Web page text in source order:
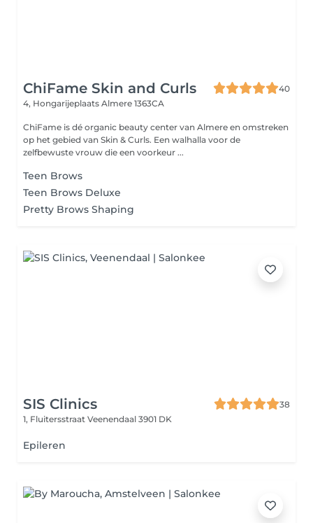
ChiFame Skin and Curls
40
4, Hongarijeplaats Almere 1363CA
ChiFame is dé organic beauty center van Almere en omstreken
op het gebied van Skin & Curls. Een walhalla voor de
zelfbewuste vrouw die een voorkeur ...
Teen Brows
Teen Brows Deluxe
Pretty Brows Shaping
SIS Clinics
38
1, Fluitersstraat Veenendaal 3901 DK
Epileren